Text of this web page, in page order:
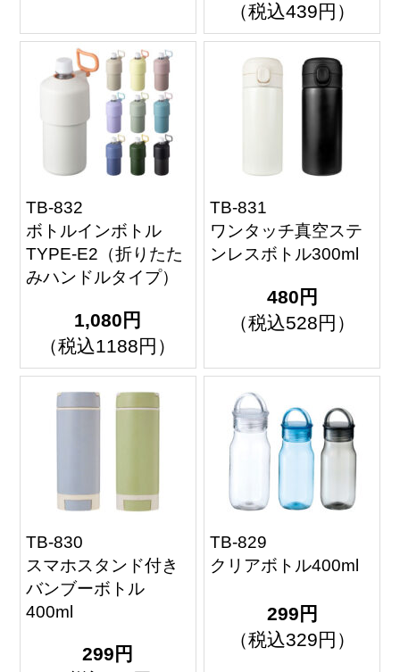
（税込439円）
TB-832
ボトルインボトル
TYPE-E2（折りたた
みハンドルタイプ）
1,080円
（税込1188円）
TB-831
ワンタッチ真空ステ
ンレスボトル300ml
480円
（税込528円）
TB-830
スマホスタンド付き
バンブーボトル
400ml
299円
TB-829
クリアボトル400ml
299円
（税込329円）